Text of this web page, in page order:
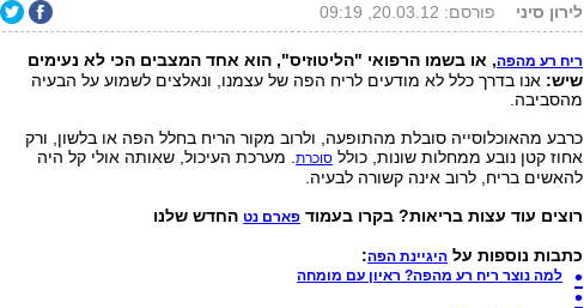
לירון סיני פורסם: 20.03.12, 09:19
ריח רע מהפה, או בשמו הרפואי "הליטוזיס", הוא אחד המצבים הכי לא נעימים
שיש: אנו בדרך כלל לא מודעים לריח הפה של עצמנו, ונאלצים לשמוע על הבעיה
מהסביבה.
כרבע מהאוכלוסייה סובלת מהתופעה, ולרוב מקור הריח בחלל הפה או בלשון, ורק
אחוז קטן נובע ממחלות שונות, כולל סוכרת. מערכת העיכול, שאותה אולי קל היה
להאשים בריח, לרוב אינה קשורה לבעיה.
רוצים עוד עצות בריאות? בקרו בעמוד פארם נט החדש שלנו
כתבות נוספות על היגיינת הפה:
למה נוצר ריח רע מהפה? ראיון עם מומחה